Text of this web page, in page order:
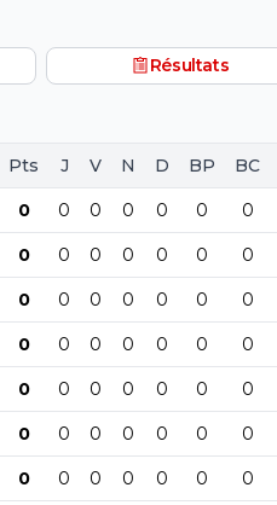
images de gogol. Ça
de suite qu'on a affaire à
Résultats
Pts J V N D BP BC
0 0 0 0 0 0 0
0 0 0 0 0 0 0
0 0 0 0 0 0 0
0 0 0 0 0 0 0
0 0 0 0 0 0 0
0 0 0 0 0 0 0
0 0 0 0 0 0 0